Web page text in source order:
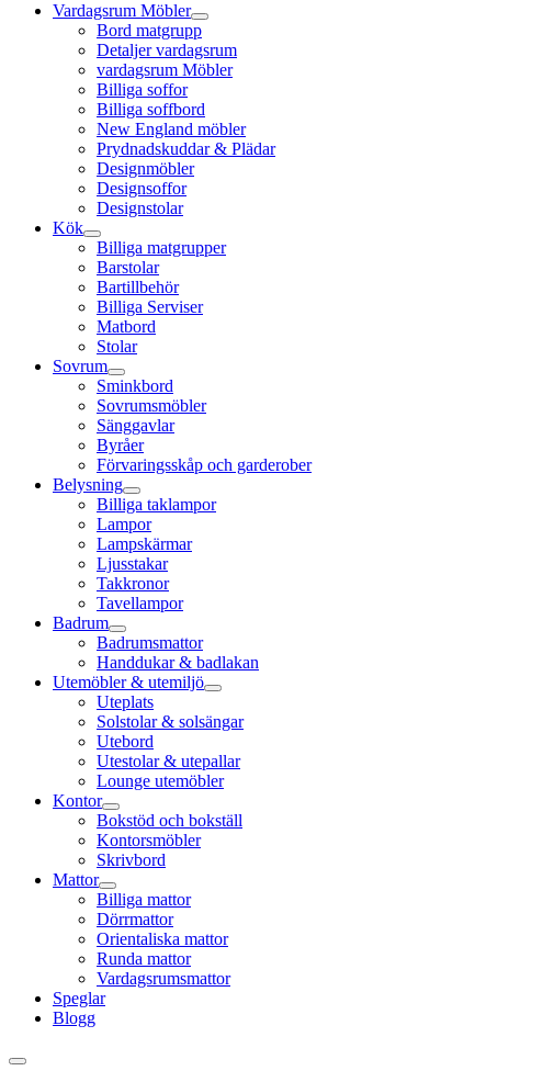
Vardagsrum Möbler
Bord matgrupp
Detaljer vardagsrum
vardagsrum Möbler
Billiga soffor
Billiga soffbord
New England möbler
Prydnadskuddar & Plädar
Designmöbler
Designsoffor
Designstolar
Kök
Billiga matgrupper
Barstolar
Bartillbehör
Billiga Serviser
Matbord
Stolar
Sovrum
Sminkbord
Sovrumsmöbler
Sänggavlar
Byråer
Förvaringsskåp och garderober
Belysning
Billiga taklampor
Lampor
Lampskärmar
Ljusstakar
Takkronor
Tavellampor
Badrum
Badrumsmattor
Handdukar & badlakan
Utemöbler & utemiljö
Uteplats
Solstolar & solsängar
Utebord
Utestolar & utepallar
Lounge utemöbler
Kontor
Bokstöd och bokställ
Kontorsmöbler
Skrivbord
Mattor
Billiga mattor
Dörrmattor
Orientaliska mattor
Runda mattor
Vardagsrumsmattor
Speglar
Blogg